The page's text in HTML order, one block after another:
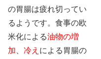
の胃腸は疲れ切ってい
るようです。食事の欧
米化による油物の増
加
冷え による胃腸の